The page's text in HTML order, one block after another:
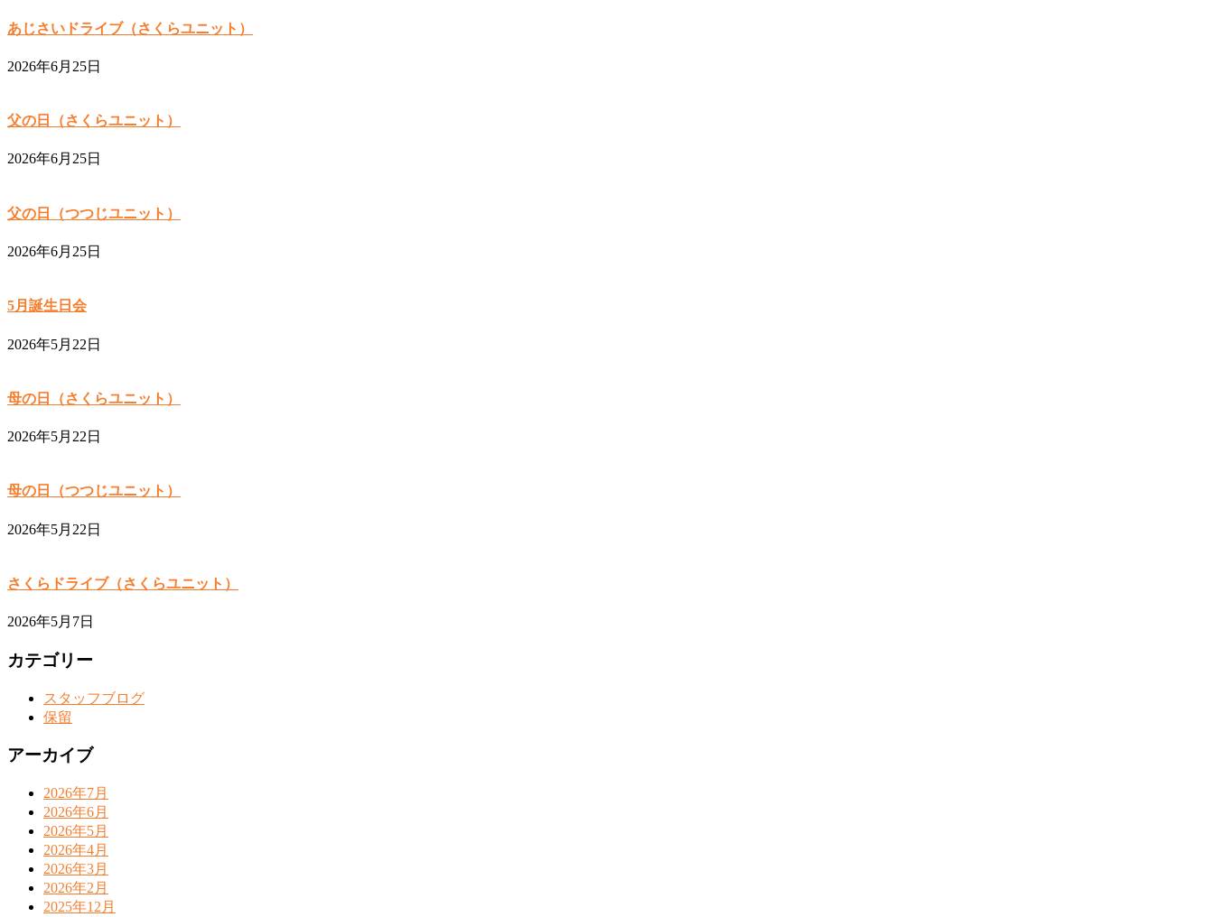
あじさいドライブ（さくらユニット）
2026年6月25日
父の日（さくらユニット）
2026年6月25日
父の日（つつじユニット）
2026年6月25日
5月誕生日会
2026年5月22日
母の日（さくらユニット）
2026年5月22日
母の日（つつじユニット）
2026年5月22日
さくらドライブ（さくらユニット）
2026年5月7日
カテゴリー
スタッフブログ
保留
アーカイブ
2026年7月
2026年6月
2026年5月
2026年4月
2026年3月
2026年2月
2025年12月